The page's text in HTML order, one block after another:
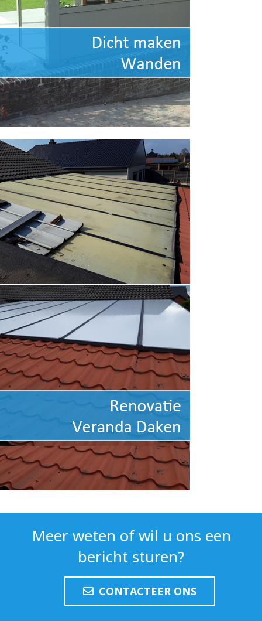
Meer weten of wil u ons een
bericht sturen?
CONTACTEER ONS